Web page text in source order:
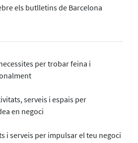
els butlletins de Barcelona
per trobar feina i
serveis i espais per
en negoci
i serveis per impulsar el teu negoci